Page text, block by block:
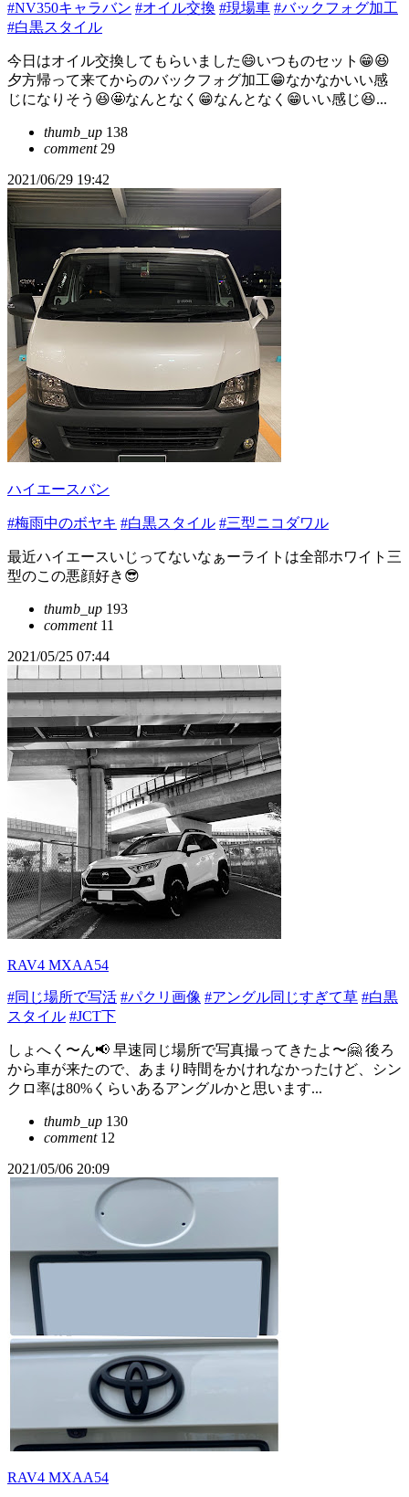
#NV350キャラバン #オイル交換 #現場車 #バックフォグ加工
#白黒スタイル
今日はオイル交換してもらいました😄いつものセット😁😆
夕方帰って来てからのバックフォグ加工😁なかなかいい感
じになりそう😆🤩なんとなく😁なんとなく😁いい感じ😆...
thumb_up 138
comment29
2021/06/29 19:42
ハイエースバン
#梅雨中のボヤキ #白黒スタイル #三型ニコダワル
最近ハイエースいじってないなぁーライトは全部ホワイト三
型のこの悪顔好き😎
thumb_up 193
comment11
2021/05/25 07:44
RAV4 MXAA54
#同じ場所で写活 #パクリ画像 #アングル同じすぎて草 #白黒
スタイル #JCT下
しょへく〜ん📢 早速同じ場所で写真撮ってきたよ〜🤗 後ろ
から車が来たので、あまり時間をかけれなかったけど、シン
クロ率は80%くらいあるアングルかと思います...
thumb_up 130
comment12
2021/05/06 20:09
RAV4 MXAA54